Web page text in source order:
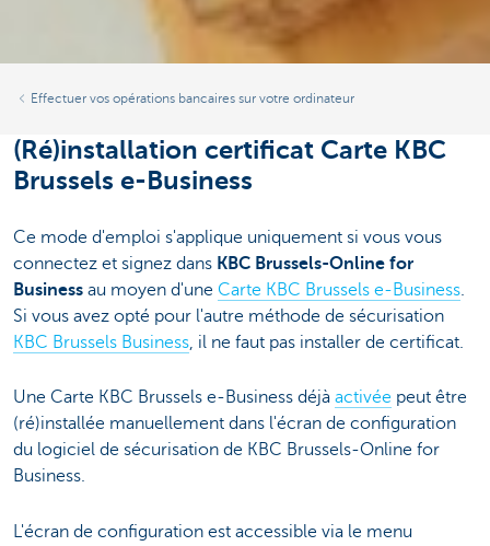
Effectuer vos opérations bancaires sur votre ordinateur
(Ré)installation certificat Carte KBC
Brussels e-Business
Ce mode d'emploi s'applique uniquement si vous vous
connectez et signez dans KBC Brussels-Online for
Business au moyen d'une Carte KBC Brussels e-Business.
Si vous avez opté pour l'autre méthode de sécurisation
KBC Brussels Business, il ne faut pas installer de certificat.
Une Carte KBC Brussels e-Business déjà activée peut être
(ré)installée manuellement dans l'écran de configuration
du logiciel de sécurisation de KBC Brussels-Online for
Business.
L'écran de configuration est accessible via le menu